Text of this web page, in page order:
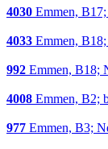
4030 Emmen,
4033 Emmen,
992 Emmen, B18;
4008 Emmen, B2;
977 Emmen, B3;